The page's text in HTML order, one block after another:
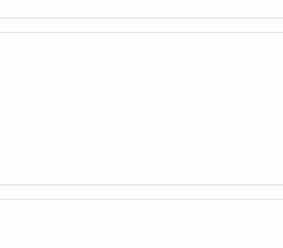
doppelherz
skinceuticals